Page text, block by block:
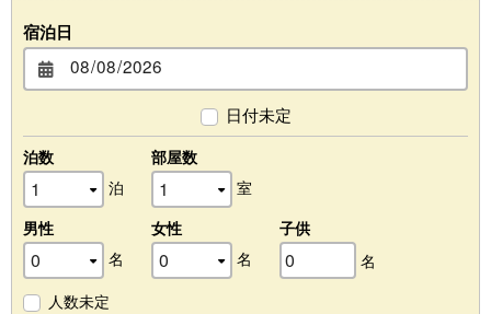
宿泊日
日付未定
泊数
泊
部屋数
室
男性
名
女性
名
子供
名
人数未定